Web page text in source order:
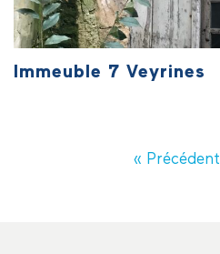
Immeuble 7 Veyrines
« Précédent